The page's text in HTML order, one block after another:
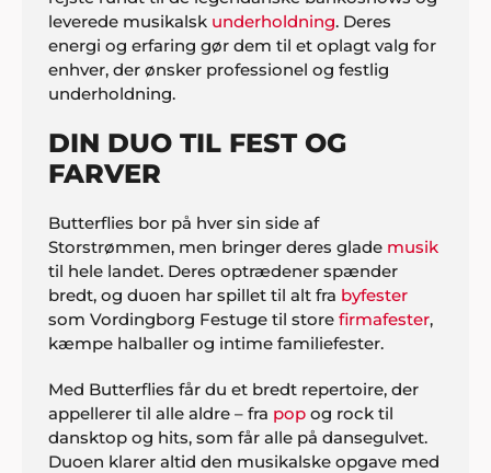
leverede musikalsk underholdning. Deres
energi og erfaring gør dem til et oplagt valg for
enhver, der ønsker professionel og festlig
underholdning.
DIN DUO TIL FEST OG
FARVER
Butterflies bor på hver sin side af
Storstrømmen, men bringer deres glade musik
til hele landet. Deres optrædener spænder
bredt, og duoen har spillet til alt fra byfester
som Vordingborg Festuge til store firmafester,
kæmpe halballer og intime familiefester.
Med Butterflies får du et bredt repertoire, der
appellerer til alle aldre – fra pop og rock til
dansktop og hits, som får alle på dansegulvet.
Duoen klarer altid den musikalske opgave med